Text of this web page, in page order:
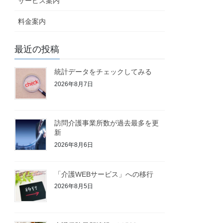
料金案内
最近の投稿
統計データをチェックしてみる
2026年8月7日
訪問介護事業所数が過去最多を更
新
2026年8月6日
「介護WEBサービス」への移行
2026年8月5日